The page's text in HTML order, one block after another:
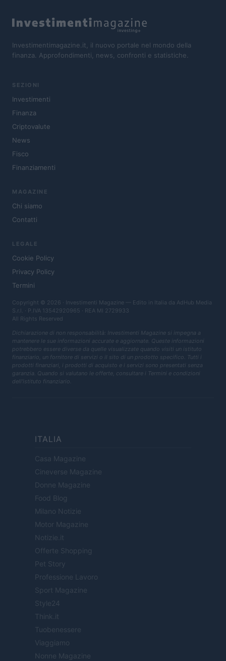
Investimentimagazine.it, il nuovo portale nel mondo della
finanza. Approfondimenti, news, confronti e statistiche.
SEZIONI
Investimenti
Finanza
Criptovalute
News
Fisco
Finanziamenti
MAGAZINE
Chi siamo
Contatti
LEGALE
Cookie Policy
Privacy Policy
Termini
Copyright © 2026 · Investimenti Magazine — Edito in Italia da AdHub Media
S.r.l. · P.IVA 13542920965 · REA MI 2729933
All Rights Reserved
Dichiarazione di non responsabilità: Investimenti Magazine si impegna a
mantenere le sue informazioni accurate e aggiornate. Queste informazioni
potrebbero essere diverse da quelle visualizzate quando visiti un istituto
finanziario, un fornitore di servizi o il sito di un prodotto specifico. Tutti i
prodotti finanziari, i prodotti di acquisto e i servizi sono presentati senza
garanzia. Quando si valutano le offerte, consultare i Termini e condizioni
dell'istituto finanziario.
ITALIA
Casa Magazine
Cineverse Magazine
Donne Magazine
Food Blog
Milano Notizie
Motor Magazine
Notizie.it
Offerte Shopping
Pet Story
Professione Lavoro
Sport Magazine
Style24
Think.it
Tuobenessere
Viaggiamo
Nonne Magazine